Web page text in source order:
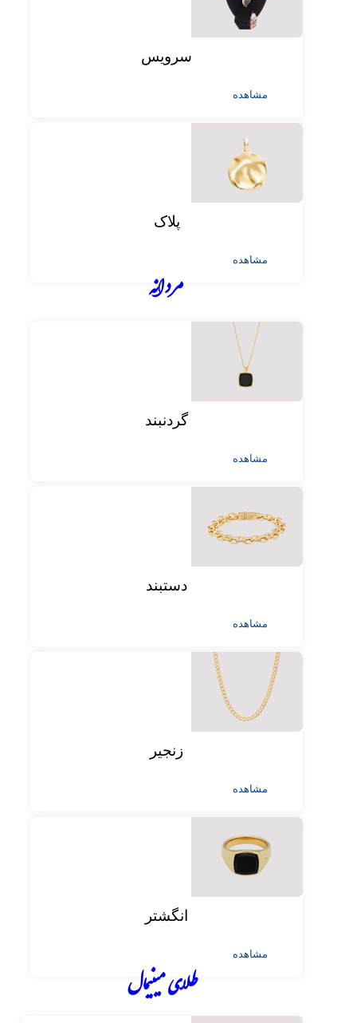
سرویس
مشاهده
پلاک
مشاهده
مردانه
گردنبند
مشاهده
دستبند
مشاهده
زنجیر
مشاهده
انگشتر
مشاهده
طلای مینیمال